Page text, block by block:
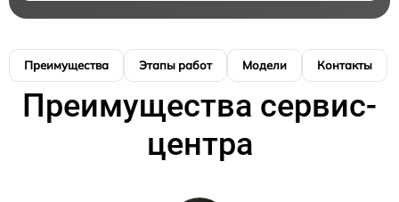
Преимущества Этапы работ Модели Контакты
Преимущества сервис-
центра